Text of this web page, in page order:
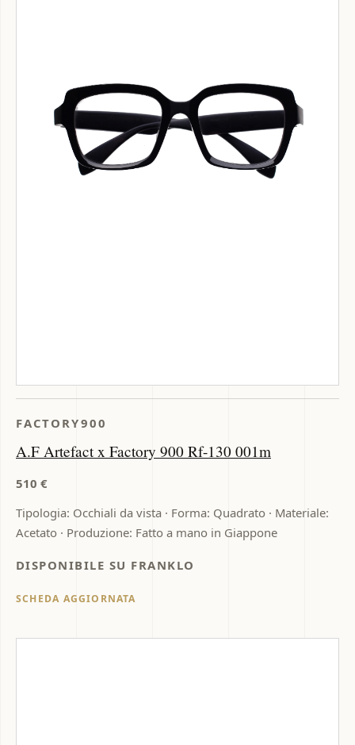
FACTORY900
A.F Artefact x Factory 900 Rf-130 001m
510 €
Tipologia: Occhiali da vista · Forma: Quadrato · Materiale:
Acetato · Produzione: Fatto a mano in Giappone
DISPONIBILE SU FRANKLO
SCHEDA AGGIORNATA